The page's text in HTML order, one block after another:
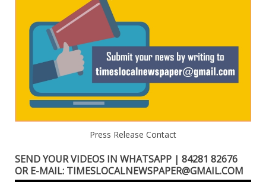
Press Release Contact
SEND YOUR VIDEOS IN WHATSAPP | 84281 82676
OR E-MAIL: TIMESLOCALNEWSPAPER@GMAIL.COM